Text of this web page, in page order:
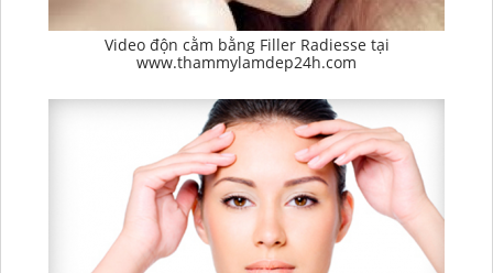
Video độn cằm bằng Filler Radiesse tại
www.thammylamdep24h.com